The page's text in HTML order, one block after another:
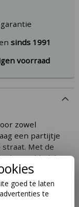
sinds 1991
voorraad
zowel
een partijtje
Met de
gemakkelijk
gemaakt van
liefst 1,9mm dik
doelframe
goed te laten
te